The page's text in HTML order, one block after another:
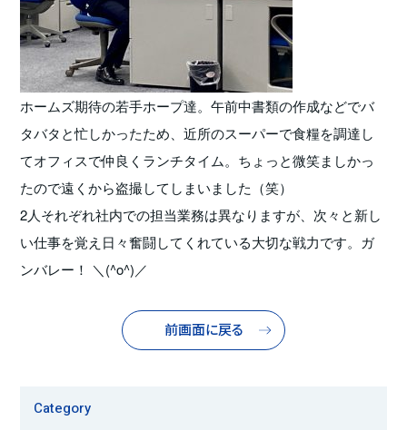
ホームズ期待の若手ホープ達。午前中書類の作成などでバ
タバタと忙しかったため、近所のスーパーで食糧を調達し
てオフィスで仲良くランチタイム。ちょっと微笑ましかっ
たので遠くから盗撮してしまいました（笑）
2人それぞれ社内での担当業務は異なりますが、次々と新し
い仕事を覚え日々奮闘してくれている大切な戦力です。ガ
ンバレー！ ＼(^o^)／
前画面に戻る
Category